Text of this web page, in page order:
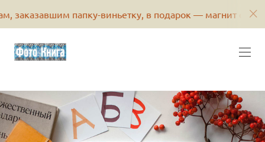
папку-виньетку, в подарок — магнит с его